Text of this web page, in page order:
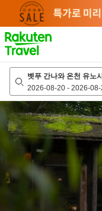
page
벳푸 간나와 온천 유노
2026-08-20 - 2026-08-